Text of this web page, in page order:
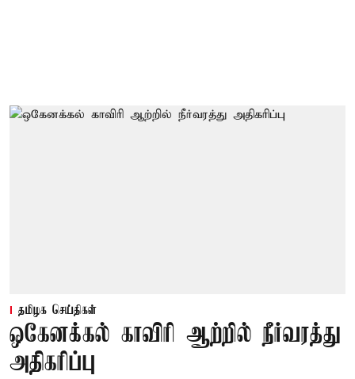
தமிழக செய்திகள்
ஒகேனக்கல் காவிரி ஆற்றில் நீர்வரத்து
அதிகரிப்பு